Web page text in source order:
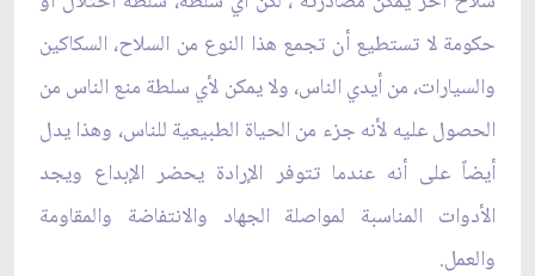
حكومة لا تستطيع أن تجمع هذا النوع من السلاح، السكاكين
والسيارات، من أيدي الناس، ولا يمكن لأي سلطة منع الناس من
الحصول عليه لأنه جزء من الحياة الطبيعية للناس، وهذا يدل
أيضاً على أنه عندما تتوفر الإرادة يحضر الإبداع ويجد
الأدوات المناسبة لمواصلة الجهاد والانتفاضة والمقاومة
والعمل.